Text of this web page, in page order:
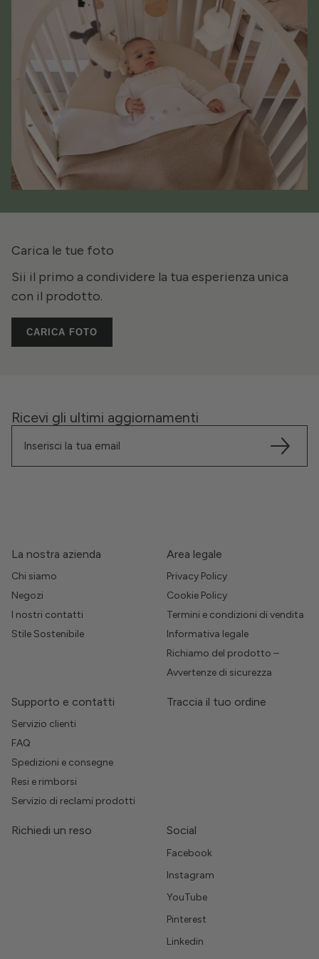
Carica le tue foto
Sii il primo a condividere la tua esperienza unica
con il prodotto.
CARICA FOTO
Ricevi gli ultimi aggiornamenti
La nostra azienda
Chi siamo
Negozi
I nostri contatti
Stile Sostenibile
Area legale
Privacy Policy
Cookie Policy
Termini e condizioni di vendita
Informativa legale
Richiamo del prodotto –
Avvertenze di sicurezza
Supporto e contatti
Servizio clienti
FAQ
Spedizioni e consegne
Resi e rimborsi
Servizio di reclami prodotti
Traccia il tuo ordine
Richiedi un reso Social
Facebook
Instagram
YouTube
Pinterest
Linkedin